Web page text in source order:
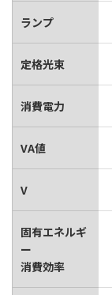
ランプ
定格光束
消費電力
VA値
V
固有エネルギ
ー
消費効率